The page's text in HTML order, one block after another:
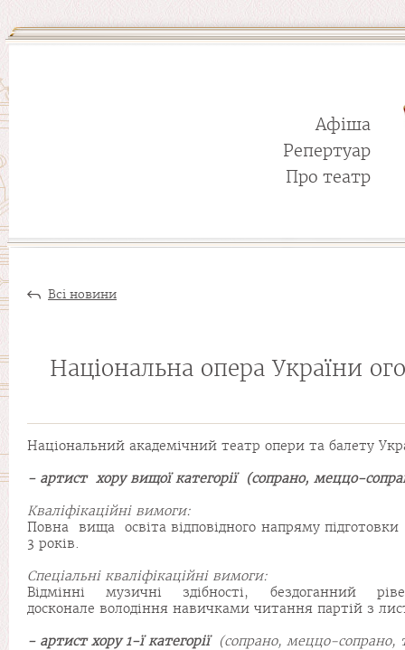
Афіша
Репертуар
Про театр
Всі новини
Національна опера України
Національний академічний театр опери та балету
- артист хорувищої категорії(сопрано, меццо-
Кваліфікаційні вимоги:
Повна вища освіта відповідного напряму
3 років.
Спеціальні кваліфікаційні вимоги:
Відмінні музичні здібності, бездоганний
досконале володіння навичками читання партій з
- артист хору 1-їкатегорії (сопрано, меццо-сопрано,